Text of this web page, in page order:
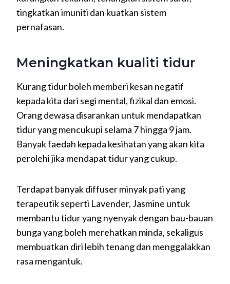
tingkatkan imuniti dan kuatkan sistem
pernafasan.
Meningkatkan kualiti tidur
Kurang tidur boleh memberi kesan negatif
kepada kita dari segi mental, fizikal dan emosi.
Orang dewasa disarankan untuk mendapatkan
tidur yang mencukupi selama 7 hingga 9 jam.
Banyak faedah kepada kesihatan yang akan kita
perolehi jika mendapat tidur yang cukup.
Terdapat banyak diffuser minyak pati yang
terapeutik seperti Lavender, Jasmine untuk
membantu tidur yang nyenyak dengan bau-bauan
bunga yang boleh merehatkan minda, sekaligus
membuatkan diri lebih tenang dan menggalakkan
rasa mengantuk.